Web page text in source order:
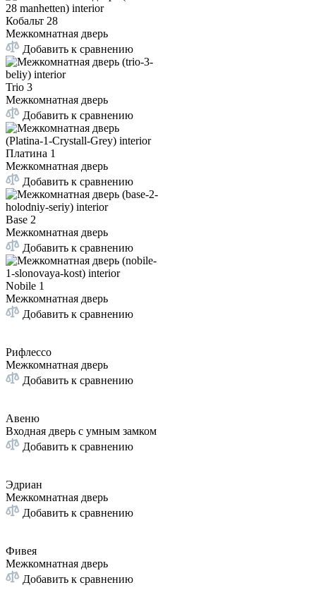
Кобальт 28
Межкомнатная дверь
Добавить к сравнению
Trio 3
Межкомнатная дверь
Добавить к сравнению
Платина 1
Межкомнатная дверь
Добавить к сравнению
Base 2
Межкомнатная дверь
Добавить к сравнению
Nobile 1
Межкомнатная дверь
Добавить к сравнению
Рифлессо
Межкомнатная дверь
Добавить к сравнению
Авеню
Входная дверь с умным замком
Добавить к сравнению
Эдриан
Межкомнатная дверь
Добавить к сравнению
Фивея
Межкомнатная дверь
Добавить к сравнению